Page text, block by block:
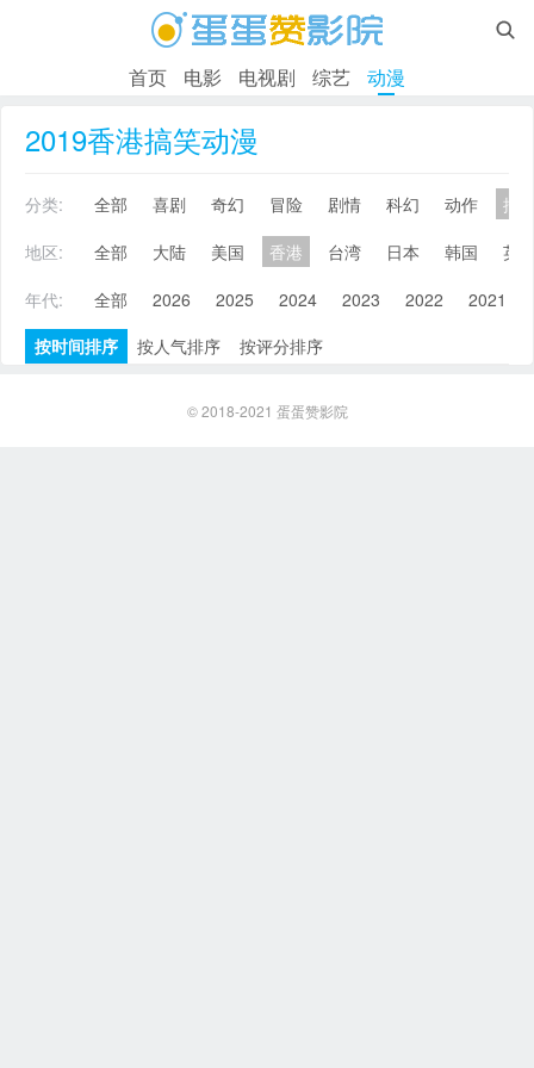

首页 电影 电视剧 综艺 动漫
2019香港搞笑动漫
分类: 全部 喜剧 奇幻 冒险 剧情 科幻 动作
搞
地区:
全部 大陆 美国 香港 台湾 日本 韩国
英
年代:
全部 2026 2025 2024 2023 2022 2021
按时间排序
按人气排序 按评分排序
© 2018-2021 蛋蛋赞影院